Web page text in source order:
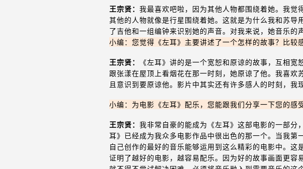
王宗贤： 我最喜欢吧啦，因为其他人物都围绕着她。我觉
其他的人物就像是行星围绕着她。这就是为什么我和苏导
了吉他和一组编钟来识别她的声音。对我来说，她音乐的
小编：您觉得《左耳》主要讲述了一个怎样的故事？比较
王宗贤：
《左耳》讲的是一个宽恕和原谅的故事，互相
跟张漾在屋顶上看烟花在那一时刻，她原谅了他。我喜
且意识到要原谅他。影片中其实还有许多感人的时刻，我
小编：为电影《左耳》配乐，您能跟我们分享一下您的感
王宗贤： 我非常自豪的能成为《左耳》这部电影的一部分
耳》已经成为我众多电影作品中很出色的那一个。当我
自己创作的最好的音乐能够运用到这么精彩的电影中。
证明了越好的电影，越容易配乐。因为好的故事画面更容